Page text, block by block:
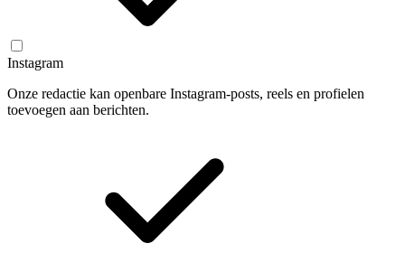
Instagram
Onze redactie kan openbare Instagram-posts, reels en profielen
toevoegen aan berichten.